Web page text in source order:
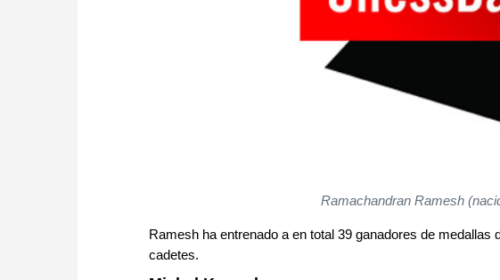
Ramachandran Ramesh
Ramesh ha entrenado a en total 39 ganadores de
cadetes.